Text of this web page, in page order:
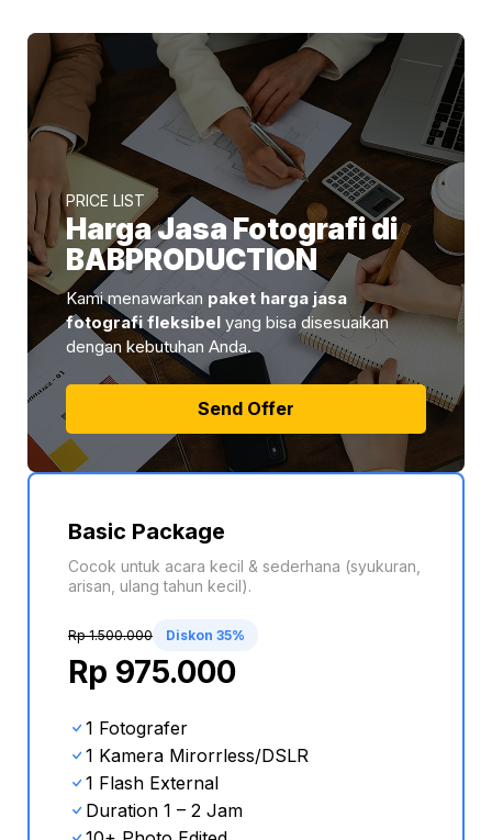
PRICE LIST
Harga Jasa Fotografi di
BABPRODUCTION
Kami menawarkan paket harga jasa
fotografi fleksibel yang bisa disesuaikan
dengan kebutuhan Anda.
Send Offer
Basic Package
Cocok untuk acara kecil & sederhana (syukuran,
arisan, ulang tahun kecil).
Rp 1.500.000 Diskon 35%
Rp 975.000
1 Fotografer
1 Kamera Mirorrless/DSLR
1 Flash External
Duration 1 – 2 Jam